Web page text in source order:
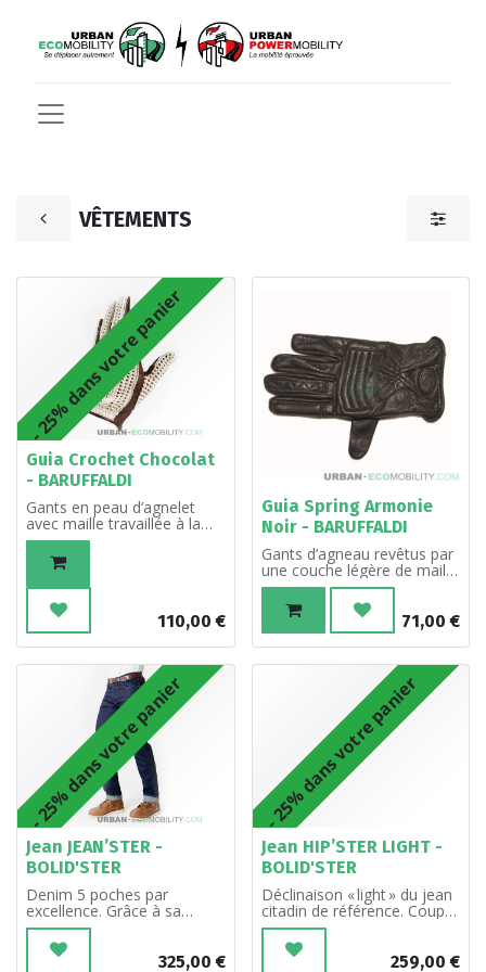
VÊTEMENTS
- 25% dans votre panier
Guia Crochet Chocolat
- BARUFFALDI
Gants en peau d’agnelet
avec maille travaillée à la
main
110,00 €
Guia Spring Armonie
Noir - BARUFFALDI
Gants d’agneau revêtus par
une couche légère de maille
et cordonnés avec les
casques et les lunettes
71,00 €
- 25% dans votre panier
Jean JEAN’STER -
BOLID'STER
Denim 5 poches par
excellence. Grâce à sa
coupe droite et son design
sobre mais puissant, le
JEAN’STER s’est imposé
325,00 €
- 25% dans votre panier
Jean HIP’STER LIGHT -
BOLID'STER
Déclinaison « light » du jean
citadin de référence. Coupe
ajustée et design « pur », le
HIP’STER est devenu
incontournable puisque seul
259,00 €